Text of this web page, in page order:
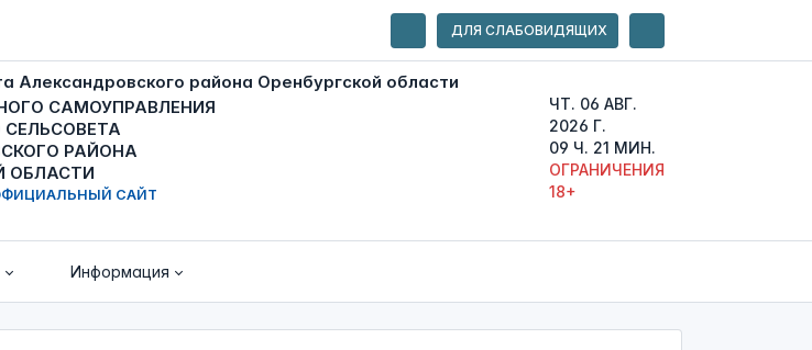
ДЛЯ СЛАБОВИДЯЩИХ
САМОУПРАВЛЕНИЯ
РАЙОНА
ОБЛАСТИ
ОФИЦИАЛЬНЫЙ САЙТ
ЧТ. 06 АВГ.
2026 Г.
09 Ч. 21 МИН.
ОГРАНИЧЕНИЯ
18+
Информация